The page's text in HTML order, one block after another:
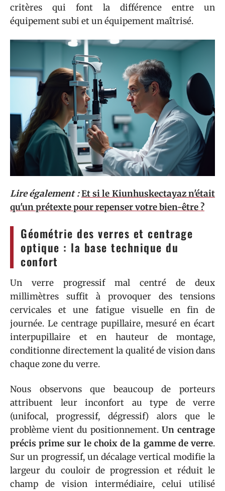
critères qui font la différence entre un
équipement subi et un équipement maîtrisé.
Lire également : Et si le Kiunhuskectayaz n'était
qu'un prétexte pour repenser votre bien-être ?
Géométrie des verres et centrage
optique : la base technique du
confort
Un verre progressif mal centré de deux
millimètres suffit à provoquer des tensions
cervicales et une fatigue visuelle en fin de
journée. Le centrage pupillaire, mesuré en écart
interpupillaire et en hauteur de montage,
conditionne directement la qualité de vision dans
chaque zone du verre.
Nous observons que beaucoup de porteurs
attribuent leur inconfort au type de verre
(unifocal, progressif, dégressif) alors que le
problème vient du positionnement. Un centrage
précis prime sur le choix de la gamme de verre.
Sur un progressif, un décalage vertical modifie la
largeur du couloir de progression et réduit le
champ de vision intermédiaire, celui utilisé